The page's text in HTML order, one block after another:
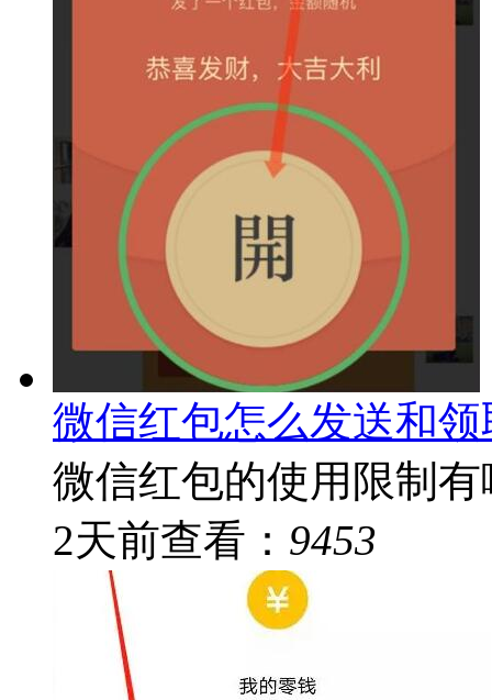
微信红包怎么发送和领
微信红包的使用限制
2天前查看： 9453